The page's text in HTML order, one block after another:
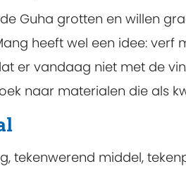
Guha grotten en willen
heeft wel een idee: verf
er vandaag niet met de
naar materialen die als
tekenwerend middel,